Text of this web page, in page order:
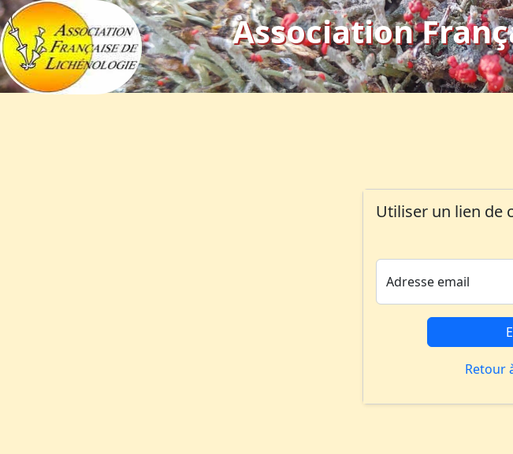
Association
Utiliser un lien de
Adresse email
Retour